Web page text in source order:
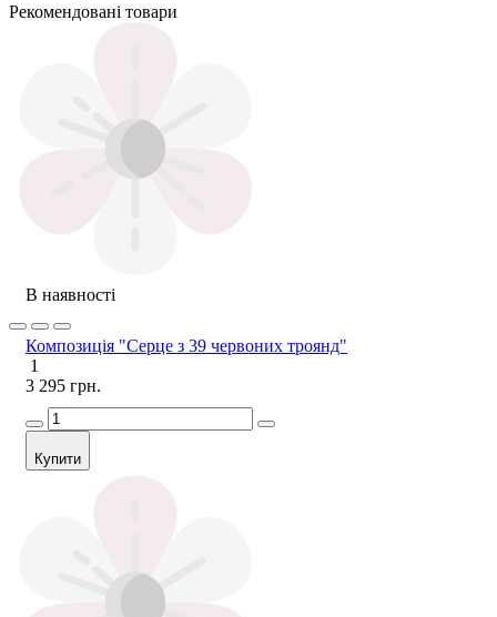
Рекомендовані товари
В наявності
Композиція "Серце з 39 червоних троянд"
1
3 295 грн.
Купити